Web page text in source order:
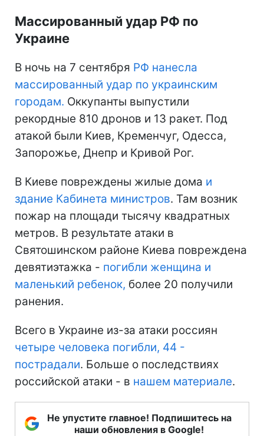
Массированный удар РФ по
Украине
В ночь на 7 сентября РФ нанесла
массированный удар по украинским
городам. Оккупанты выпустили
рекордные 810 дронов и 13 ракет. Под
атакой были Киев, Кременчуг, Одесса,
Запорожье, Днепр и Кривой Рог.
В Киеве повреждены жилые дома и
здание Кабинета министров. Там возник
пожар на площади тысячу квадратных
метров. В результате атаки в
Святошинском районе Киева повреждена
девятиэтажка - погибли женщина и
маленький ребенок, более 20 получили
ранения.
Всего в Украине из-за атаки россиян
четыре человека погибли, 44 -
пострадали. Больше о последствиях
российской атаки - в нашем материале.
Не упустите главное! Подпишитесь на
наши обновления в Google!